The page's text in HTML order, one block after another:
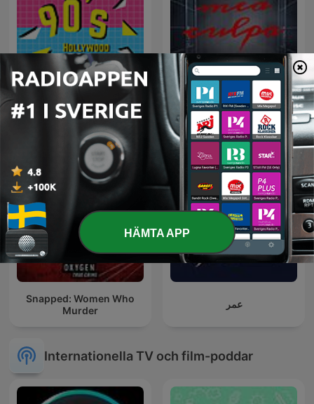
The 90's Hollywood Mea Culpa - Podcast
Snapped: Women Who
Murder
عمر
Internationella TV och film-poddar
HÄMTA APP